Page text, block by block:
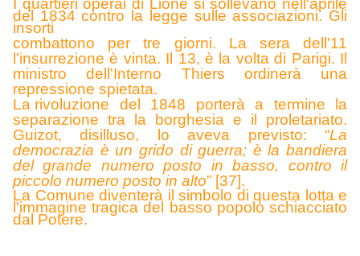
I quartieri operai di Lione si sollevano nell'aprile
del 1834 contro la legge sulle associazioni. Gli
insorti
combattono per tre giorni. La sera dell'11
l'insurrezione è vinta. Il 13, è la volta di Parigi. Il
ministro dell'Interno Thiers ordinerà una
repressione spietata.
La rivoluzione del 1848 porterà a termine la
separazione tra la borghesia e il proletariato.
Guizot, disilluso, lo aveva previsto: “La
democrazia è un grido di guerra; è la bandiera
del grande numero posto in basso, contro il
piccolo numero posto in alto” [37].
La Comune diventerà il simbolo di questa lotta e
l'immagine tragica del basso popolo schiacciato
dal Potere.